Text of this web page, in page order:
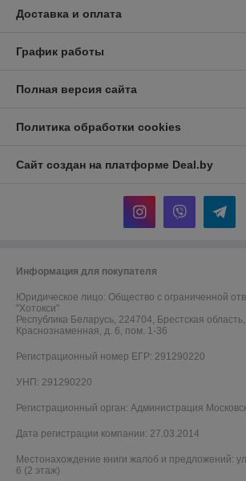
Доставка и оплата
График работы
Полная версия сайта
Политика обработки cookies
Сайт создан на платформе Deal.by
Информация для покупателя
Юридическое лицо: Общество с ограниченной
"Хотокси"
Республика Беларусь, 224704, Брестская область,
Краснознаменная, д. 6, пом. 1-36
Регистрационный номер ЕГР: 291290220
УНП: 291290220
Регистрационный орган: Администрация
Дата регистрации компании: 27.03.2014
Местонахождение книги жалоб и предложений:
6 (2 этаж)